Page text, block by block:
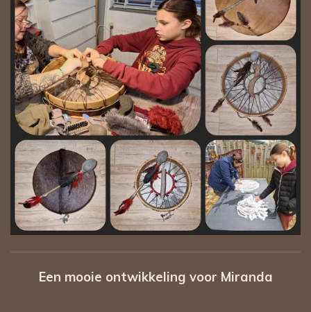
Een mooie ontwikkeling voor Miranda